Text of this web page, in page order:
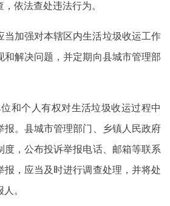
依法查处违法行为。
当加强对本辖区内生活垃圾收运工作
和解决问题，并定期向县城市管理部
和个人有权对生活垃圾收运过程中
报。县城市管理部门、乡镇人民政府
度，公布投诉举报电话、邮箱等联系
报，应当及时进行调查处理，并将处
。